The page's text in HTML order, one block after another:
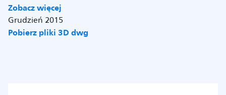
Zobacz więcej
Grudzień 2015
Pobierz pliki 3D dwg